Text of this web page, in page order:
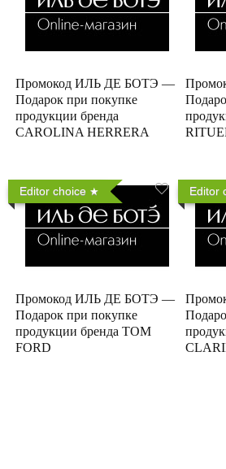
Промокод ИЛЬ ДЕ БОТЭ —
Подарок при покупке
продукции бренда
CAROLINA HERRERA
Editor choice
Промокод ИЛЬ ДЕ БОТЭ —
Подарок при покупке
продукции бренда TOM
FORD
Editor